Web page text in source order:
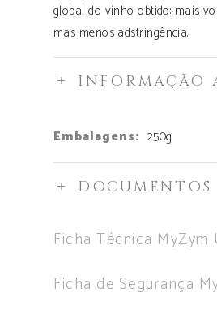
global do vinho obtido: mais
mas menos adstringência.
INFORMAÇÃO
Embalagens: 250g
DOCUMENTOS
Ficha Técnica
Ficha de Segurança